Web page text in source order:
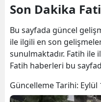
Son Dakika
Bu sayfada güncel
ile ilgili en son
sunulmaktadır. Fatih
Fatih haberleri bu
Güncelleme Tarihi: Eylül